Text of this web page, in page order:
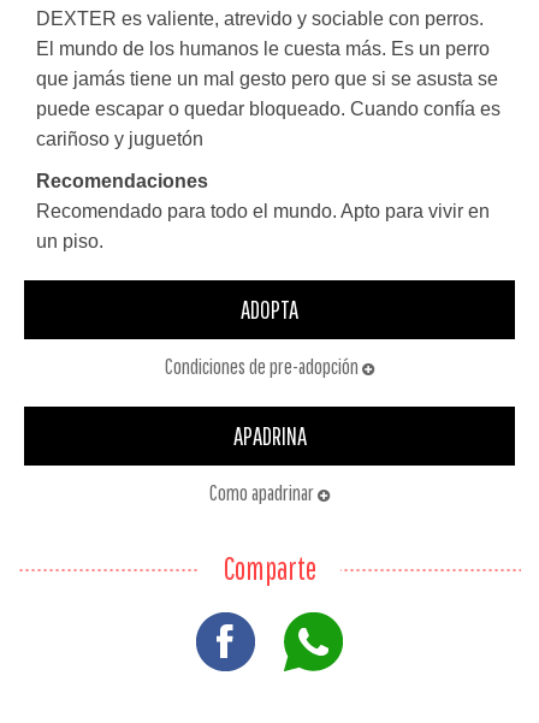
DEXTER es valiente, atrevido y sociable con perros.
El mundo de los humanos le cuesta más. Es un perro
que jamás tiene un mal gesto pero que si se asusta se
puede escapar o quedar bloqueado. Cuando confía es
cariñoso y juguetón
Recomendaciones
Recomendado para todo el mundo. Apto para vivir en
un piso.
ADOPTA
Condiciones de pre-adopción
APADRINA
Como apadrinar
Comparte